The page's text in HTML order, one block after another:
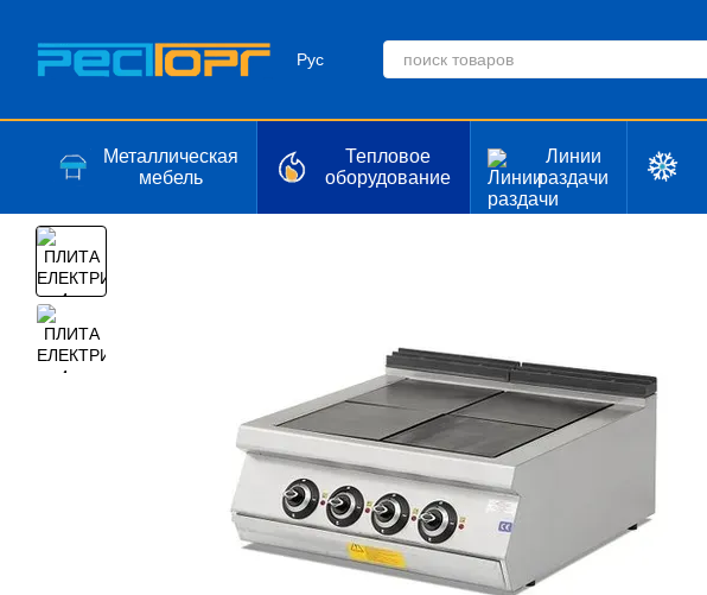
Рус
Металлическая
мебель
Тепловое
оборудование
Линии
раздачи